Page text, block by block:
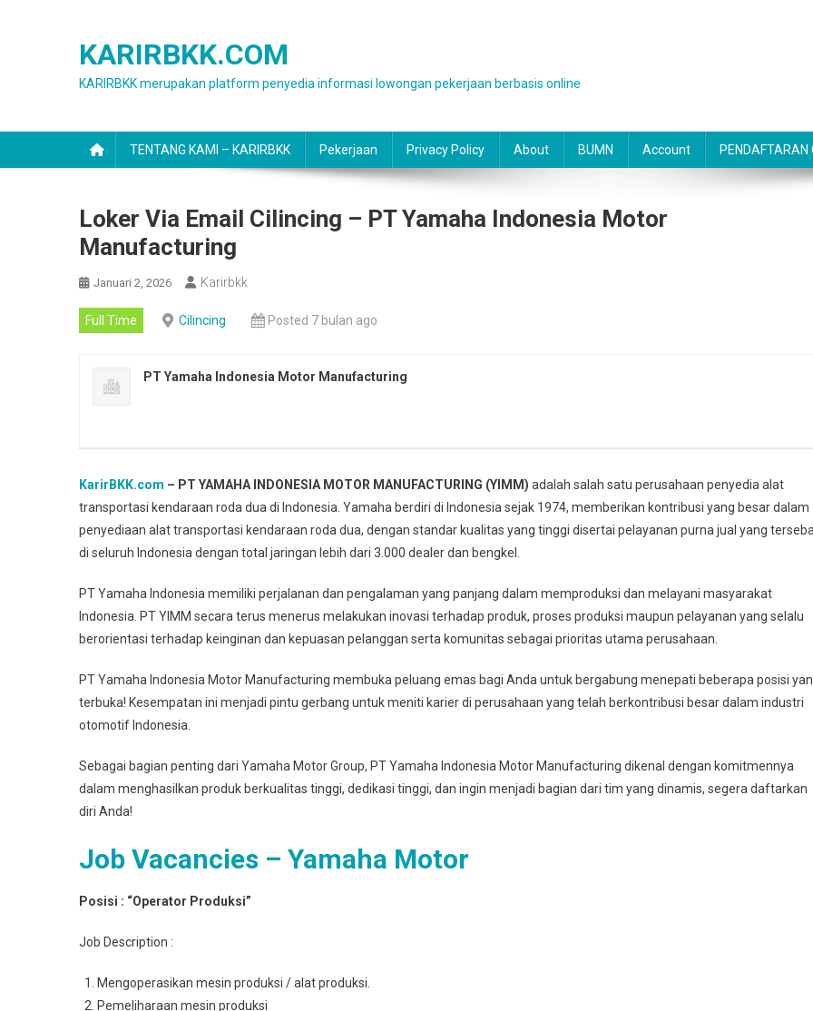
KARIRBKK.COM
KARIRBKK merupakan platform penyedia informasi lowongan pekerjaan berbasis online
TENTANG KAMI – KARIRBKK Pekerjaan Privacy Policy About BUMN Account PENDAFTARAN
Loker Via Email Cilincing – PT Yamaha Indonesia Motor
Manufacturing
Januari 2, 2026 Karirbkk
Full Time Cilincing Posted 7 bulan ago
PT Yamaha Indonesia Motor Manufacturing
KarirBKK.com – PT YAMAHA INDONESIA MOTOR MANUFACTURING (YIMM) adalah salah satu perusahaan penyedia alat
transportasi kendaraan roda dua di Indonesia. Yamaha berdiri di Indonesia sejak 1974, memberikan kontribusi yang besar dalam
penyediaan alat transportasi kendaraan roda dua, dengan standar kualitas yang tinggi disertai pelayanan purna jual yang
di seluruh Indonesia dengan total jaringan lebih dari 3.000 dealer dan bengkel.
PT Yamaha Indonesia memiliki perjalanan dan pengalaman yang panjang dalam memproduksi dan melayani masyarakat
Indonesia. PT YIMM secara terus menerus melakukan inovasi terhadap produk, proses produksi maupun pelayanan yang selalu
berorientasi terhadap keinginan dan kepuasan pelanggan serta komunitas sebagai prioritas utama perusahaan.
PT Yamaha Indonesia Motor Manufacturing membuka peluang emas bagi Anda untuk bergabung menepati beberapa posisi
terbuka! Kesempatan ini menjadi pintu gerbang untuk meniti karier di perusahaan yang telah berkontribusi besar dalam industri
otomotif Indonesia.
Sebagai bagian penting dari Yamaha Motor Group, PT Yamaha Indonesia Motor Manufacturing dikenal dengan komitmennya
dalam menghasilkan produk berkualitas tinggi, dedikasi tinggi, dan ingin menjadi bagian dari tim yang dinamis, segera daftarkan
diri Anda!
Job Vacancies – Yamaha Motor
Posisi : “Operator Produksi”
Job Description :
Mengoperasikan mesin produksi / alat produksi.
Pemeliharaan mesin produksi